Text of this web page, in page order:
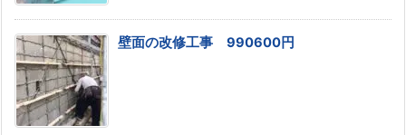
壁面の改修工事 990600円